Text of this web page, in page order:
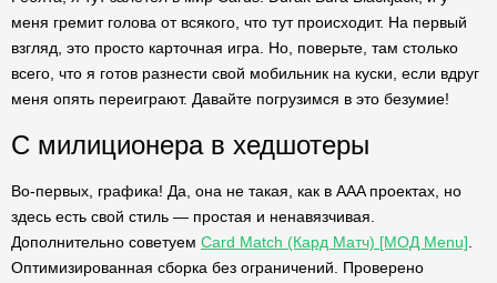
меня гремит голова от всякого, что тут происходит. На первый
взгляд, это просто карточная игра. Но, поверьте, там столько
всего, что я готов разнести свой мобильник на куски, если вдруг
меня опять переиграют. Давайте погрузимся в это безумие!
С милиционера в хедшотеры
Во-первых, графика! Да, она не такая, как в AAA проектах, но
здесь есть свой стиль — простая и ненавязчивая.
Дополнительно советуем Card Match (Кард Матч) [МОД Menu]
Оптимизированная сборка без ограничений. Проверено